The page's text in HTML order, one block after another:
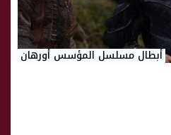
أبطال مسلسل المؤسس أورهان